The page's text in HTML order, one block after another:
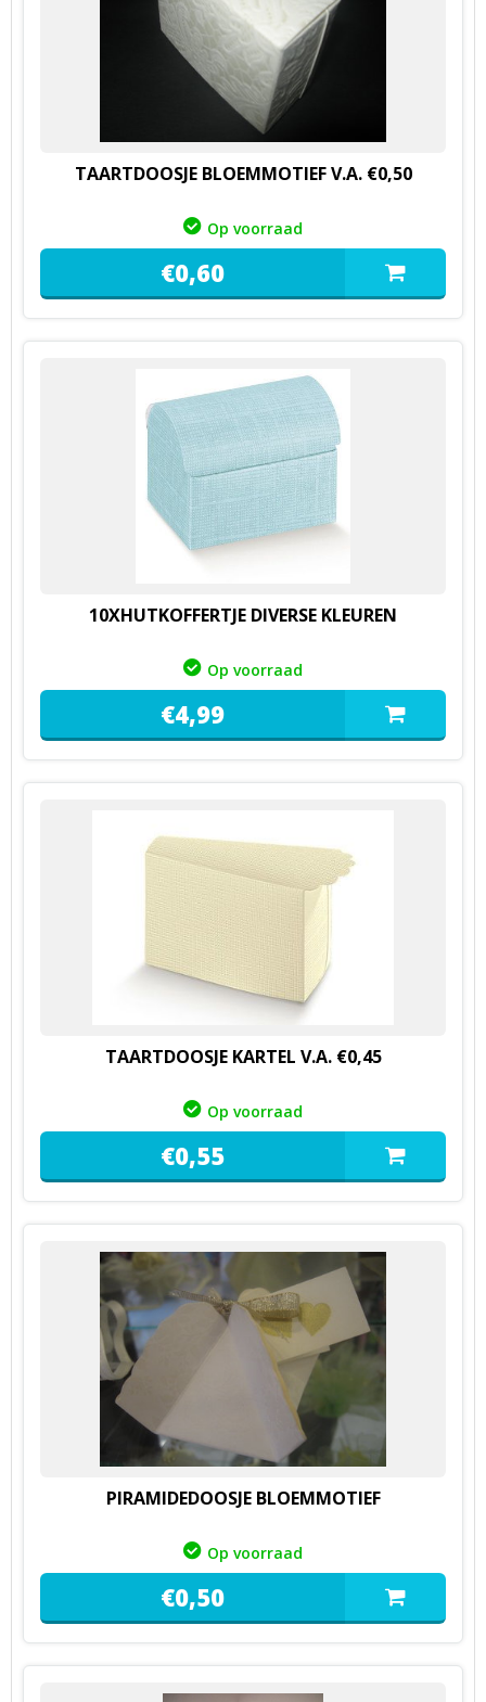
TAARTDOOSJE BLOEMMOTIEF V.A. €0,50
Op voorraad
€0,60
10XHUTKOFFERTJE DIVERSE KLEUREN
Op voorraad
€4,99
TAARTDOOSJE KARTEL V.A. €0,45
Op voorraad
€0,55
PIRAMIDEDOOSJE BLOEMMOTIEF
Op voorraad
€0,50